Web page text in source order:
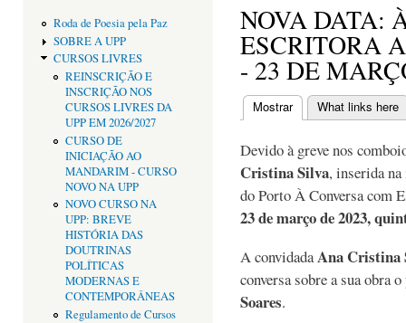
Roda de Poesia pela Paz
SOBRE A UPP
CURSOS LIVRES
REINSCRIÇÃO E
INSCRIÇÃO NOS
CURSOS LIVRES DA
UPP EM 2026/2027
CURSO DE
INICIAÇÃO AO
MANDARIM - CURSO
NOVO NA UPP
NOVO CURSO NA
UPP: BREVE
HISTÓRIA DAS
DOUTRINAS
POLÍTICAS
MODERNAS E
CONTEMPORÂNEAS
Regulamento de Cursos
NOVA DATA:
ESCRITORA
- 23 DE
Separadores
Mostrar(separador ativo)
What links here
Devido à greve nos
Cristina Silva, inserida
do Porto À Conversa com
23 de março de 2023,
A convidadaAna Cristina
conversa sobre a sua obra
Soares.